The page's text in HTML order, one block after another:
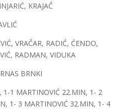
KRAJAČ
VRAČAR, RADIĆ, ĆENDO,
RADMAN, VIDUKA
BRNKI
1-1 MARTINOVIĆ 22.MIN, 1- 2
1- 3 MARTINOVIĆ 32.MIN, 1- 4